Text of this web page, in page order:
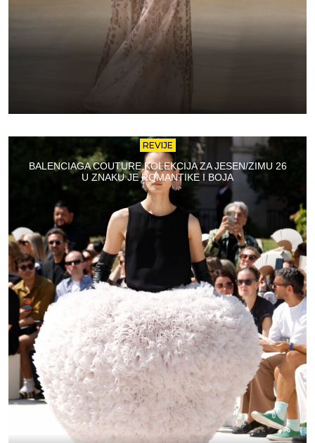
REVIJE
BALENCIAGA COUTURE KOLEKCIJA ZA JESEN/ZIMU 26
U ZNAKU JE ROMANTIKE I BOJA